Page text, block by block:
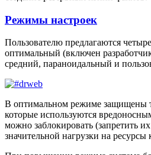
Режимы настроек
Пользователю предлагаются
оптимальный (включен
средний, параноидальный и
В оптимальном режиме защищены
которые используются
можно заблокировать (запретить
значительной нагрузки на ресурсы